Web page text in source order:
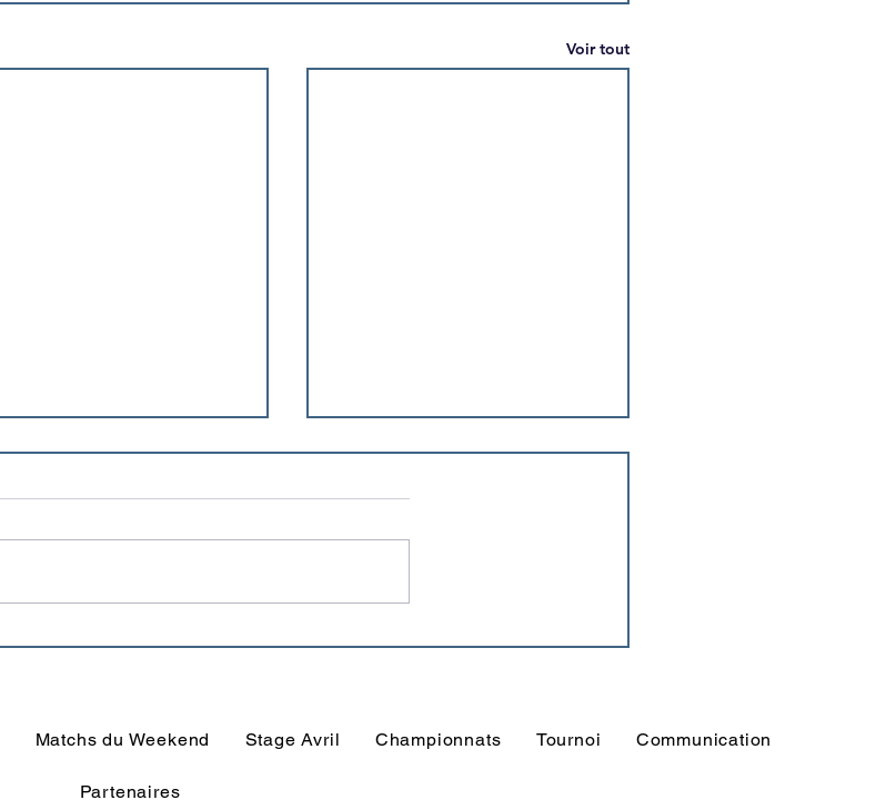
Voir tout
Forum des associations
Matchs du Weekend Stage Avril Championnats Tournoi Communication
Partenaires